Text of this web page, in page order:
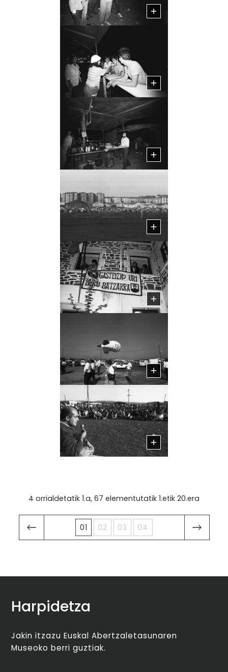
4 orrialdetatik 1.a, 67 elementutatik 1.etik 20.era
01 02 03 04
Harpidetza
Jakin itzazu Euskal Abertzaletasunaren
Museoko berri guztiak.